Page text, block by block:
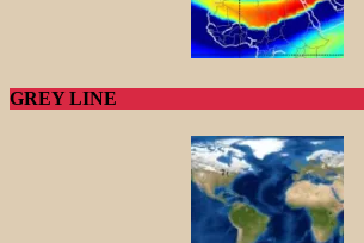
GREY LINE